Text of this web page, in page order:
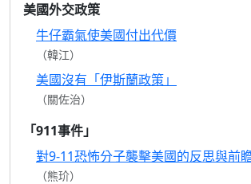
美國外交政策
牛仔霸氣使美國付出代價
（韓江）
美國沒有「伊斯蘭政策」
（關佐治）
「911事件」
對9-11恐怖分子襲擊美國的反思與前
（熊玠）